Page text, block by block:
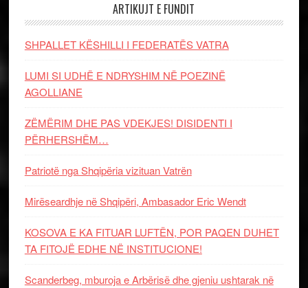
ARTIKUJT E FUNDIT
SHPALLET KËSHILLI I FEDERATËS VATRA
LUMI SI UDHË E NDRYSHIM NË POEZINË
AGOLLIANE
ZËMËRIM DHE PAS VDEKJES! DISIDENTI I
PËRHERSHËM…
Patriotë nga Shqipëria vizituan Vatrën
Mirëseardhje në Shqipëri, Ambasador Eric Wendt
KOSOVA E KA FITUAR LUFTËN, POR PAQEN DUHET
TA FITOJË EDHE NË INSTITUCIONE!
Scanderbeg, mburoja e Arbërisë dhe gjeniu ushtarak në